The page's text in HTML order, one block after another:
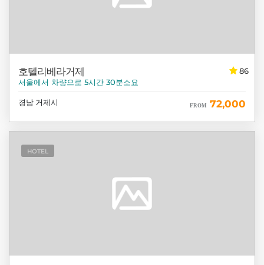
86
호텔리베라거제
서울에서 차량으로 5시간 30분소요
경남 거제시 FROM 72,000
HOTEL